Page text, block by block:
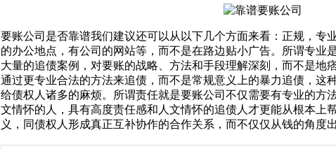
要账公司是否靠谱我们建议还可以从以下几个方面来看：正规，专
的办公地点，有公司的网站等，而不是在路边贴小广告。所谓专业
大量的追债案例，对要账的战略、方法和手段理解深刻，而不是地
通过更专业合法的方法来追债，而不是常规意义上的暴力追债，这
给债权人诸多的麻烦。所谓责任就是要账公司不仅需要有专业的方
文情怀的人，具有高度责任感和人文情怀的追债人才更能从根本上
义，同债权人形成真正互补协作的合作关系，而不仅仅从钱的角度出